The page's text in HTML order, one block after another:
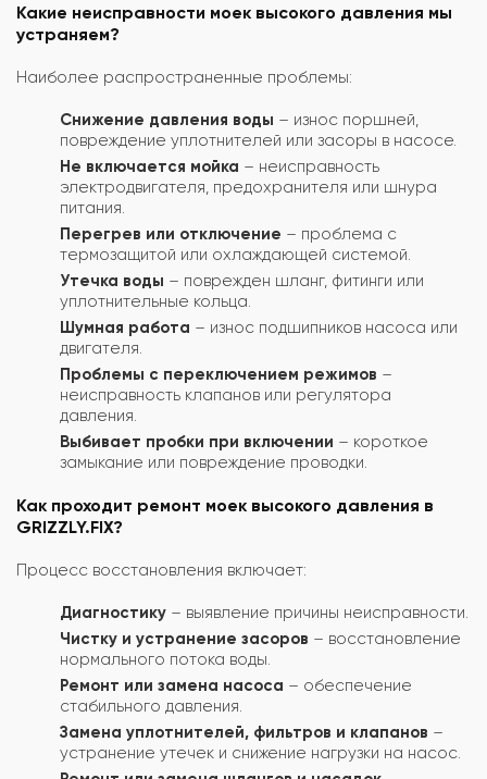
Какие неисправности моек высокого давления мы
устраняем?
Наиболее распространенные проблемы:
Снижение давления воды – износ поршней,
повреждение уплотнителей или засоры в насосе.
Не включается мойка – неисправность
электродвигателя, предохранителя или шнура
питания.
Перегрев или отключение – проблема с
термозащитой или охлаждающей системой.
Утечка воды – поврежден шланг, фитинги или
уплотнительные кольца.
Шумная работа – износ подшипников насоса или
двигателя.
Проблемы с переключением режимов –
неисправность клапанов или регулятора
давления.
Выбивает пробки при включении – короткое
замыкание или повреждение проводки.
Как проходит ремонт моек высокого давления в
GRIZZLY.FIX?
Процесс восстановления включает:
Диагностику – выявление причины неисправности.
Чистку и устранение засоров – восстановление
нормального потока воды.
Ремонт или замена насоса – обеспечение
стабильного давления.
Замена уплотнителей, фильтров и клапанов –
устранение утечек и снижение нагрузки на насос.